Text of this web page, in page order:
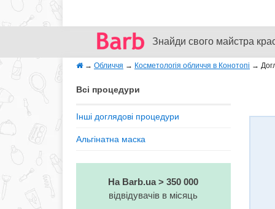
Знайди свого майстра
→ Обличчя → Косметологія обличчя в Конотопі →
Всі процедури
Інші доглядові процедури
Альгінатна маска
На Barb.ua > 350 000
відвідувачів в місяць